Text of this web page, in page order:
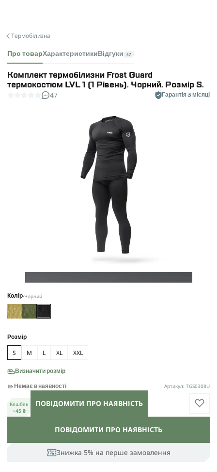
Термобілизна
Про товарХарактеристики Відгуки 47
Комплект термобілизни Frost Guard
термокостюм LVL 1 (1 Рівень). Чорний. Розмір S.
47 Гарантія 3 місяці
Колір Чорний
Розмір
S M L XL XXL
Визначити розмір
Знижка 5% на перше замовлення
ПОВІДОМИТИ ПРО НАЯВНІСТЬ
Немає в наявності Артикул: TGS0308U
Кешбек
+45 ₴
ПОВІДОМИТИ ПРО НАЯВНІСТЬ